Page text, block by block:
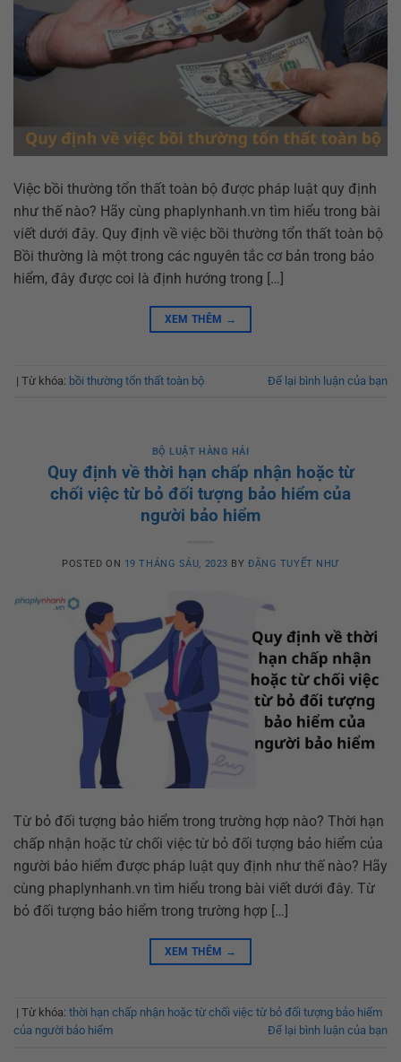
Việc bồi thường tổn thất toàn bộ được pháp luật quy định
như thế nào? Hãy cùng phaplynhanh.vn tìm hiểu trong bài
viết dưới đây. Quy định về việc bồi thường tổn thất toàn bộ
Bồi thường là một trong các nguyên tắc cơ bản trong bảo
hiểm, đây được coi là định hướng trong […]
XEM THÊM →
| Từ khóa: bồi thường tổn thất toàn bộ Để lại bình luận của bạn
BỘ LUẬT HÀNG HẢI
Quy định về thời hạn chấp nhận hoặc từ
chối việc từ bỏ đối tượng bảo hiểm của
người bảo hiểm
POSTED ON 19 THÁNG SÁU, 2023 BYĐẶNG TUYẾT NHƯ
Từ bỏ đối tượng bảo hiểm trong trường hợp nào? Thời hạn
chấp nhận hoặc từ chối việc từ bỏ đối tượng bảo hiểm của
người bảo hiểm được pháp luật quy định như thế nào? Hãy
cùng phaplynhanh.vn tìm hiểu trong bài viết dưới đây. Từ
bỏ đối tượng bảo hiểm trong trường hợp […]
XEM THÊM →
| Từ khóa: thời hạn chấp nhận hoặc từ chối việc từ bỏ đối tượng bảo hiểm
của người bảo hiểm
Để lại bình luận của bạn